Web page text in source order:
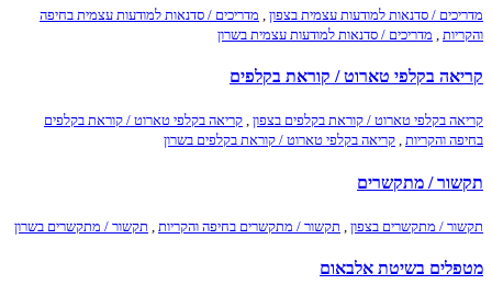
מדריכים / סדנאות למודעות עצמית בצפון
מדריכים / סדנאות למודעות עצמית בחיפה
והקריות
מדריכים / סדנאות למודעות עצמית בשרון
קריאה בקלפי טארוט / קוראת בקלפים
קריאה בקלפי טארוט / קוראת בקלפים בצפון , קריאה בקלפי טארוט / קוראת בקלפים
בחיפה והקריות , קריאה בקלפי טארוט / קוראת בקלפים בשרון
תקשור / מתקשרים
תקשור / מתקשרים בצפון תקשור / מתקשרים בחיפה והקריות תקשור / מתקשרים בשרון
מטפלים בשיטת אלבאום